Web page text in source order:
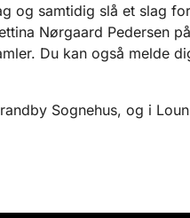
og samtidig slå et slag
Nørgaard Pedersen
Du kan også melde
Sognehus, og i